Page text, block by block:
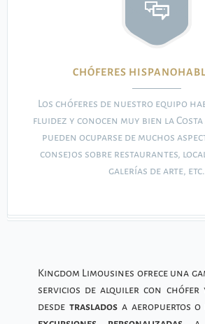
CHÓFERES
Los chóferes de nuestro equipo
fluidez y conocen muy bien la
pueden ocuparse de muchos
consejos sobre restaurantes,
galerías de arte, etc.
Kingdom Limousines ofrece una
servicios de alquiler con chófer
desde trasladosa aeropuertos o